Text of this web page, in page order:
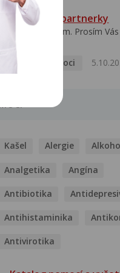
HPV typ 52 u partnerky
Dobrý deň prajem. Prosím
Pohlavní nemoci
Kašel Alergie
Analgetika Angína
Antibiotika
Antihistaminika
Antivirotika